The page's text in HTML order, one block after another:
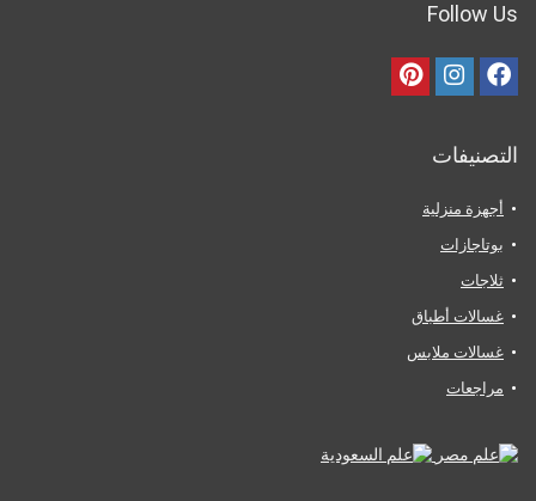
Follow Us
التصنيفات
أجهزة منزلية
بوتاجازات
ثلاجات
غسالات أطباق
غسالات ملابس
مراجعات